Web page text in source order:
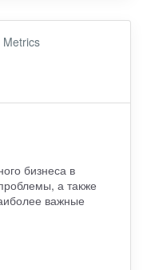
Metrics
бизнеса в
а также
важные